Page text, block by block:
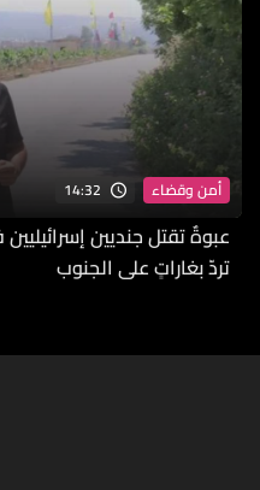
أمن وقضاء 14:32
عبوةٌ تقتل جنديين
تردّ بغاراتٍ على الجنوب